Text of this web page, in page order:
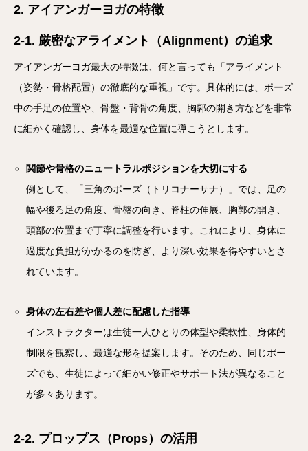
2. アイアンガーヨガの特徴
2-1. 厳密なアライメント（Alignment）の追求
アイアンガーヨガ最大の特徴は、何と言っても「アライメント
（姿勢・骨格配置）の徹底的な重視」です。具体的には、ポーズ
中の手足の位置や、骨盤・背骨の角度、胸郭の開き方などを非常
に細かく確認し、身体を最適な位置に導こうとします。
関節や骨格のニュートラルポジションを大切にする
例として、「三角のポーズ（トリコナーサナ）」では、足の
幅や後ろ足の角度、骨盤の向き、脊柱の伸展、胸郭の開き、
頭部の位置まで丁寧に調整を行います。これにより、身体に
過度な負担がかかるのを防ぎ、より深い効果を得やすいとさ
れています。
身体の左右差や個人差に配慮した指導
インストラクターは生徒一人ひとりの体型や柔軟性、身体的
制限を観察し、最適な形を提案します。そのため、同じポー
ズでも、生徒によって細かい修正やサポート法が異なること
が多々あります。
2-2. プロップス（Props）の活用